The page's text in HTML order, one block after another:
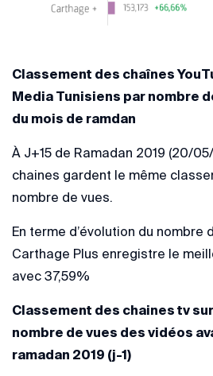
Classement des chaînes
Media Tunisiens par nombre
du mois de ramdan
À J+15 de Ramadan 2019 (20/
chaines gardent le même
nombre de vues.
En terme d’évolution du nombre
Carthage Plus enregistre le
avec 37,59%
Classement des chaines tv
nombre de vues des vidéos
ramadan 2019 (j-1)